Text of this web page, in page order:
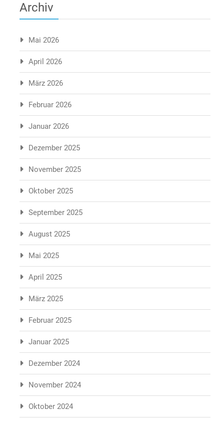
Archiv
Mai 2026
April 2026
März 2026
Februar 2026
Januar 2026
Dezember 2025
November 2025
Oktober 2025
September 2025
August 2025
Mai 2025
April 2025
März 2025
Februar 2025
Januar 2025
Dezember 2024
November 2024
Oktober 2024